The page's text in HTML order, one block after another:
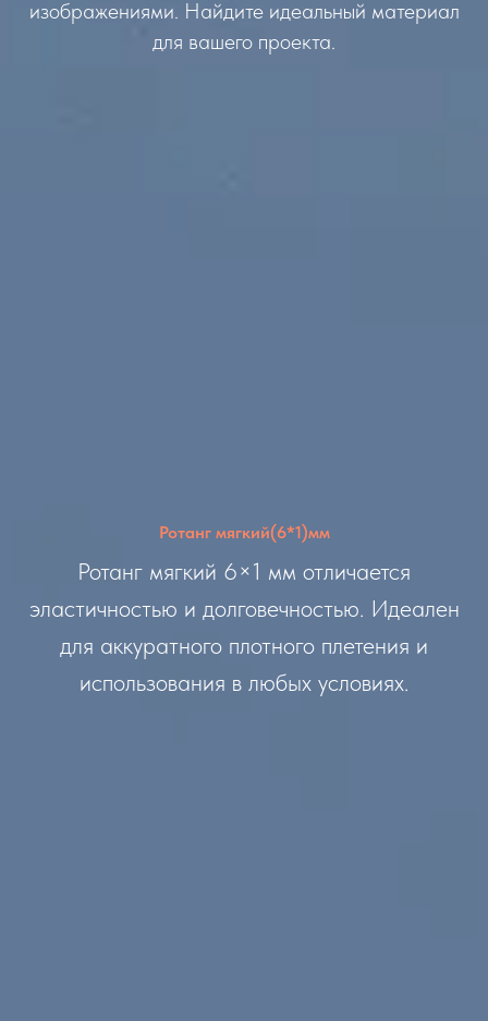
изображениями. Найдите идеальный материал
для вашего проекта.
Ротанг мягкий(6*1)мм
Ротанг мягкий 6×1 мм отличается
эластичностью и долговечностью. Идеален
для аккуратного плотного плетения и
использования в любых условиях.